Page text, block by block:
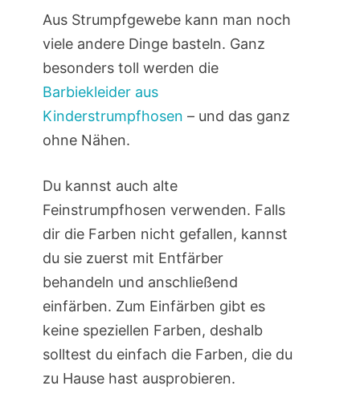
Aus Strumpfgewebe kann man noch
viele andere Dinge basteln. Ganz
besonders toll werden die
Barbiekleider aus
Kinderstrumpfhosen – und das ganz
ohne Nähen.
Du kannst auch alte
Feinstrumpfhosen verwenden. Falls
dir die Farben nicht gefallen, kannst
du sie zuerst mit Entfärber
behandeln und anschließend
einfärben. Zum Einfärben gibt es
keine speziellen Farben, deshalb
solltest du einfach die Farben, die du
zu Hause hast ausprobieren.